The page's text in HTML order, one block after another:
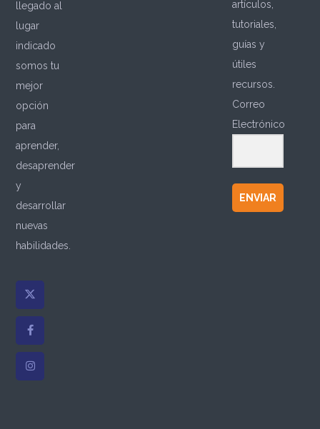
llegado al
lugar
indicado
somos tu
mejor
opción
para
aprender,
desaprender
y
desarrollar
nuevas
habilidades.
artículos,
tutoriales,
guías y
útiles
recursos.
Correo
Electrónico
ENVIAR